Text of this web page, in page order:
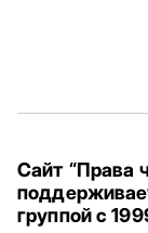
Сайт “Права
группой с